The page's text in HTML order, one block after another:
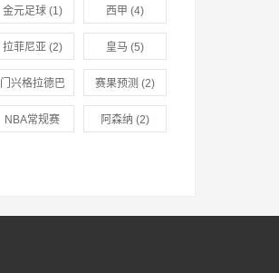
金元足球(1) 西甲 (4)
拉菲尼亚(2) 皇马 (5)
门兴格拉德巴
赫(2)
赛果预测 (2)
NBA常规赛 阿森纳 (2)